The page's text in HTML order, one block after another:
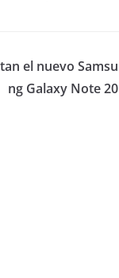
el nuevo Samsu
ng Galaxy Note 20